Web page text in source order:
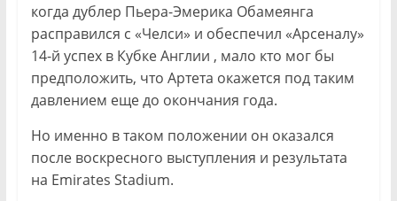
когда дублер Пьера-Эмерика Обамеянга
расправился с «Челси» и обеспечил «Арсеналу»
14-й успех в Кубке Англии , мало кто мог бы
предположить, что Артета окажется под таким
давлением еще до окончания года.
Но именно в таком положении он оказался
после воскресного выступления и результата
на Emirates Stadium.